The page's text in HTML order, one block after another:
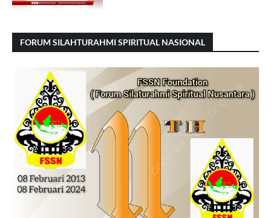
FORUM SILAHTURAHMI SPIRITUAL NASIONAL